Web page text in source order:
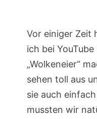
Vor einiger Zeit
ich bei
„Wolkeneier“
sehen toll aus
sie auch
mussten wir